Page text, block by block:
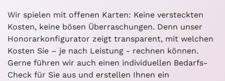
Wir spielen mit offenen Karten: Keine versteckten
Kosten, keine bösen Überraschungen. Denn unser
Honorarkonfigurator zeigt transparent, mit welchen
Kosten Sie – je nach Leistung - rechnen können.
Gerne führen wir auch einen individuellen Bedarfs-
Check für Sie aus und erstellen Ihnen ein